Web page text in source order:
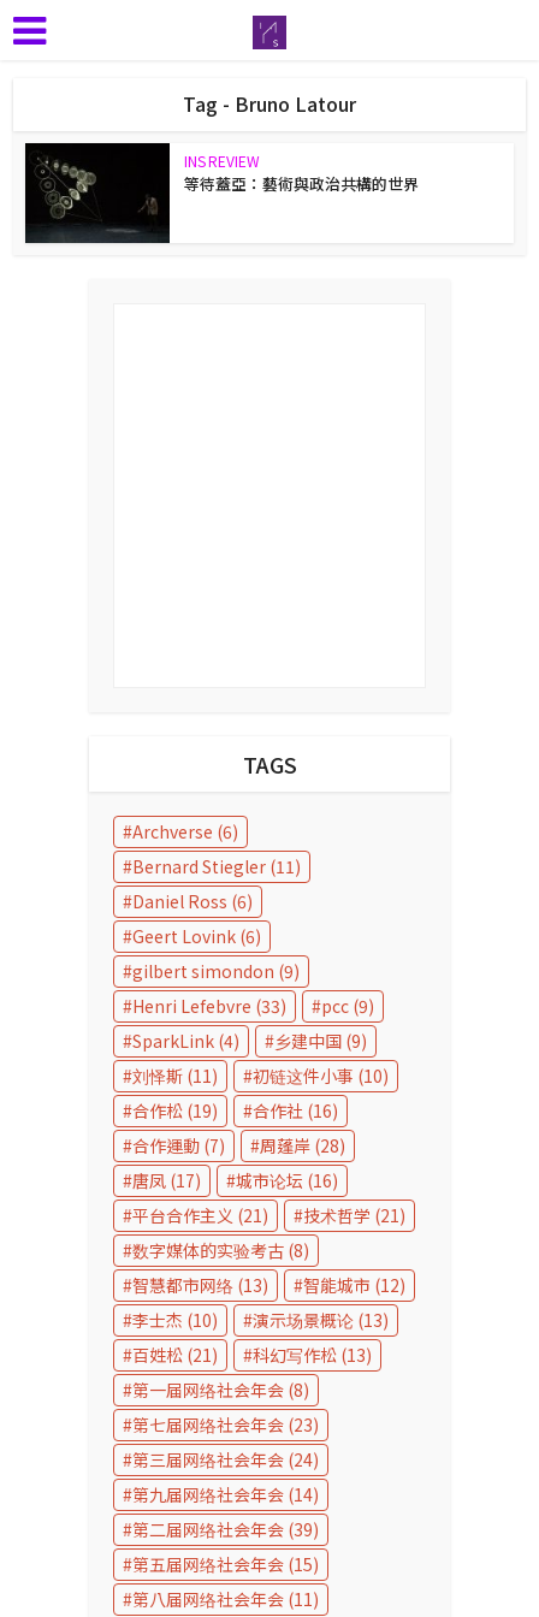
Tag - Bruno Latour
INS REVIEW
等待蓋亞：藝術與政治共構的世界
TAGS
Archverse (6)
Bernard Stiegler (11)
Daniel Ross (6)
Geert Lovink (6)
gilbert simondon (9)
Henri Lefebvre (33) pcc (9)
SparkLink (4) 乡建中国 (9)
刘怿斯 (11) 初链这件小事 (10)
合作松 (19) 合作社 (16)
合作運動 (7) 周蓬岸 (28)
唐凤 (17) 城市论坛 (16)
平台合作主义 (21) 技术哲学 (21)
数字媒体的实验考古 (8)
智慧都市网络 (13) 智能城市 (12)
李士杰 (10) 演示场景概论 (13)
百姓松 (21) 科幻写作松 (13)
第一届网络社会年会 (8)
第七届网络社会年会 (23)
第三届网络社会年会 (24)
第九届网络社会年会 (14)
第二届网络社会年会 (39)
第五届网络社会年会 (15)
第八届网络社会年会 (11)